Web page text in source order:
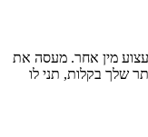
מין אחר. מעסה את
שלך בקלות, תני לו